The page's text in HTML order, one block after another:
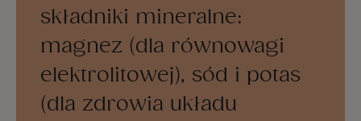
składniki mineralne:
magnez (dla równowagi
elektrolitowej), sód i potas
(dla zdrowia układu